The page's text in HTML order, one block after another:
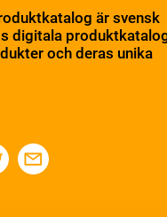
är svensk
digitala
och deras unika